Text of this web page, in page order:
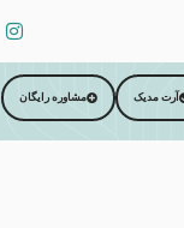
آرت مدیک مشاوره رایگان